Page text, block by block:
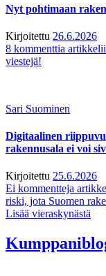
Nyt pohtimaan
Kirjoitettu 26.6.2026
8 kommenttia
viestejä!
Sari Suominen
Digitaalinen
rakennusala ei voi
Kirjoitettu 25.6.2026
Ei kommentteja
riski, jota Suomen
Lisää vieraskynästä